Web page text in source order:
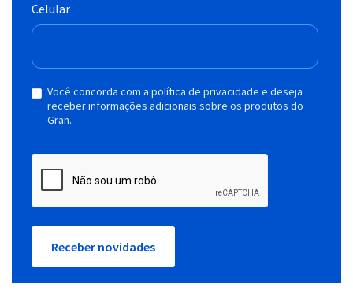
Celular
Você concorda com a política de privacidade e deseja
receber informações adicionais sobre os produtos do
Gran.
Receber novidades